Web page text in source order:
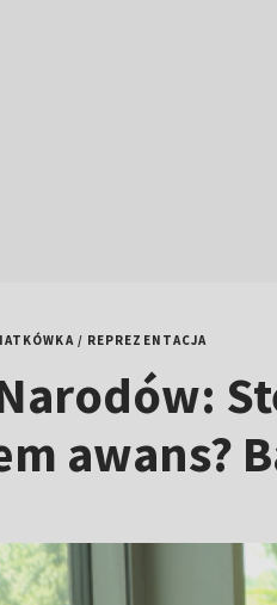
/ REPREZENTACJA
awans?